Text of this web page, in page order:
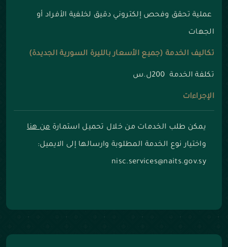
عملية تحقق وفحص إلكتروني دقيق لخلفية الأفراد أو
الجهات
تكاليف الخدمة (جميع الأسعار بالليرة السورية الجديدة)
تكلفة الخدمة 200ل.س
الإجراءات
يمكن طلب الخدمات من خلال تحميل استمارةمن هنا
واختيار نوع الخدمة المطلوبة وارسالها إلى الايميل:
nisc.services@naits.gov.sy